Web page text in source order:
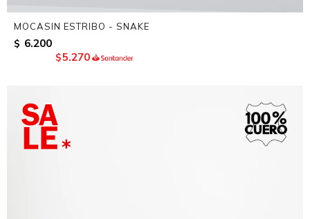
MOCASIN ESTRIBO - SNAKE
$ 6.200
$5.270